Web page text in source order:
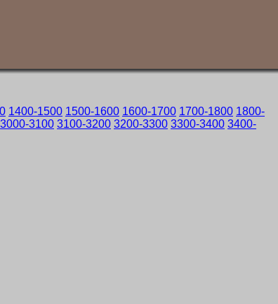
1400-1500 1500-1600 1600-1700 1700-1800 1800-
3000-3100 3100-3200 3200-3300 3300-3400 3400-